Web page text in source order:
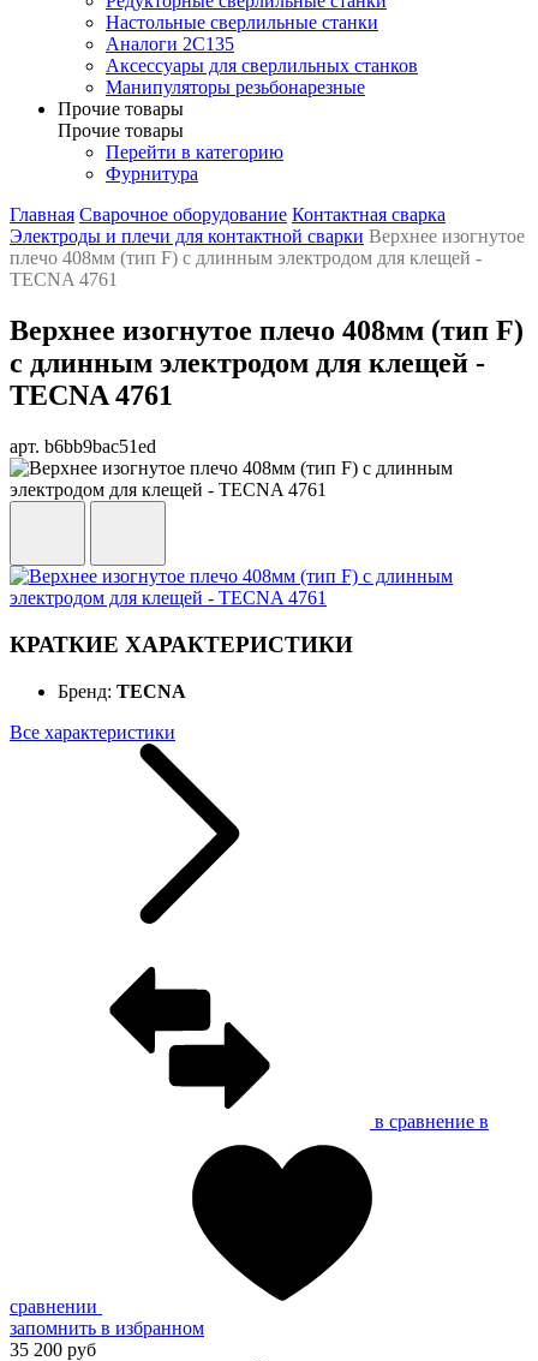
Настольные сверлильные станки
Аналоги 2С135
Аксессуары для сверлильных станков
Манипуляторы резьбонарезные
Прочие товары
Прочие товары
Перейти в категорию
Фурнитура
Главная Сварочное оборудование Контактная сварка
Электроды и плечи для контактной сварки Верхнее изогнутое
плечо 408мм (тип F) с длинным электродом для клещей -
TECNA 4761
Верхнее изогнутое плечо 408мм (тип F)
с длинным электродом для клещей -
TECNA 4761
арт. b6bb9bac51ed
КРАТКИЕ ХАРАКТЕРИСТИКИ
Бренд: TECNA
Все характеристики
в сравнение в
сравнении
запомнить в избранном
35 200 руб